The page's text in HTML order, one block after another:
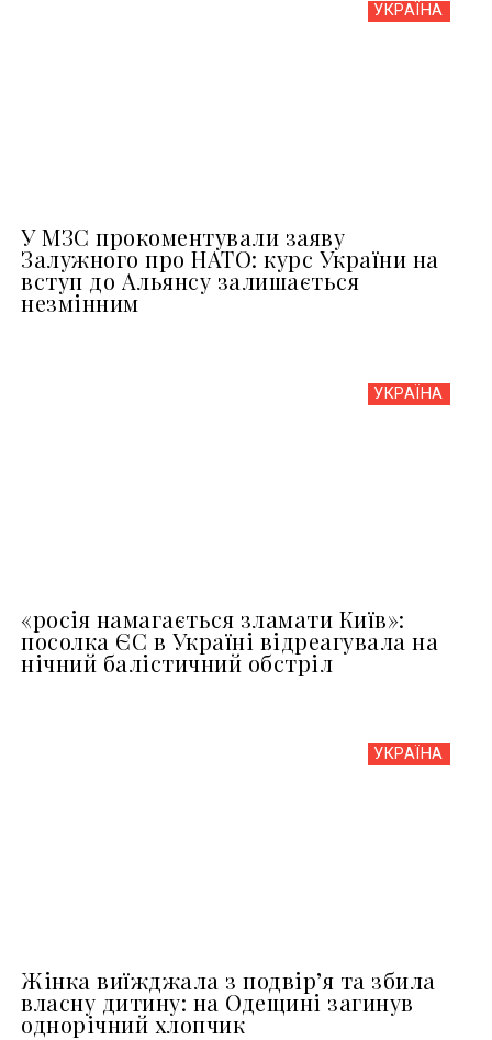
УКРАЇНА
У МЗС прокоментували заяву
Залужного про НАТО: курс України на
вступ до Альянсу залишається
незмінним
УКРАЇНА
«росія намагається зламати Київ»:
посолка ЄС в Україні відреагувала на
нічний балістичний обстріл
УКРАЇНА
Жінка виїжджала з подвір’я та збила
власну дитину: на Одещині загинув
однорічний хлопчик